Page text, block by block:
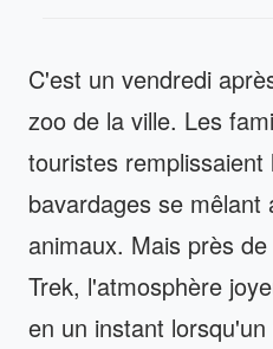
C'est un vendredi
zoo de la ville. Les
touristes
bavardages se mêlant
animaux. Mais près
Trek, l'atmosphère
en un instant